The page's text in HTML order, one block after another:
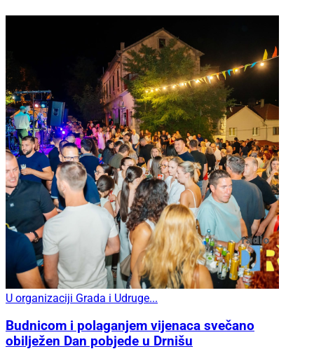
U organizaciji Grada i Udruge...
Budnicom i polaganjem vijenaca svečano
obilježen Dan pobjede u Drnišu